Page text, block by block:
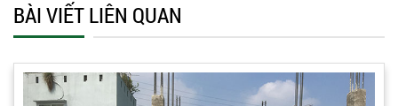
BÀI VIẾT LIÊN QUAN